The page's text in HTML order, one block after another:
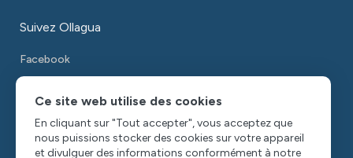
Suivez Ollagua
Facebook
Ce site web utilise des cookies
En cliquant sur "Tout accepter", vous acceptez que
nous puissions stocker des cookies sur votre appareil
et divulguer des informations conformément à notre